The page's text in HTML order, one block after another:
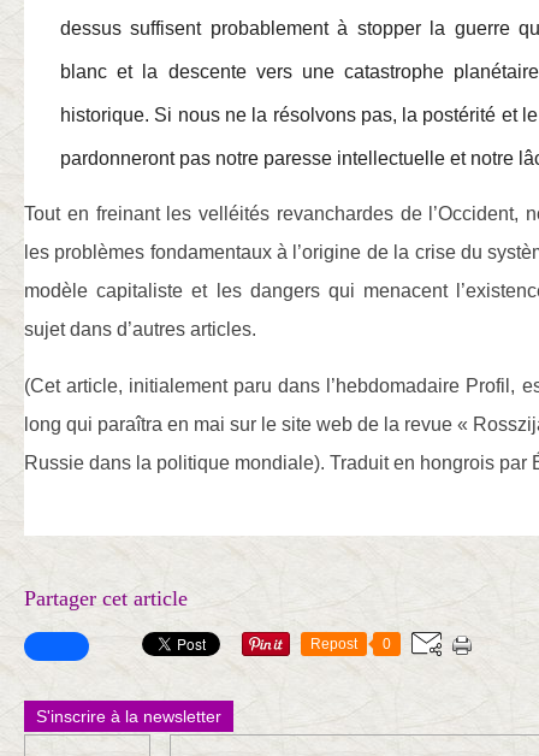
dessus suffisent probablement à stopper la guerre
blanc et la descente vers une catastrophe
historique. Si nous ne la résolvons pas, la postérité et
pardonneront pas notre paresse intellectuelle et notre
Tout en freinant les velléités revanchardes de l’Occident,
les problèmes fondamentaux à l’origine de la crise du
modèle capitaliste et les dangers qui menacent
sujet dans d’autres articles.
(Cet article, initialement paru dans l’hebdomadaire Profil,
long qui paraîtra en mai sur le site web de la revue «
Russie dans la politique mondiale). Traduit en hongrois par
Partager cet article
Repost 0
S'inscrire à la newsletter